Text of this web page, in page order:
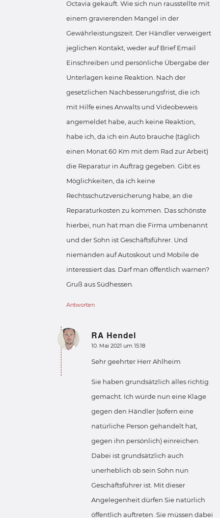
Octavia gekauft. Wie sich nun rausstellte mit
einem gravierenden Mangel in der
Gewährleistungszeit. Der Händler verweigert
jeglichen Kontakt, weder auf Brief Email
Einschreiben und persönliche Übergabe der
Unterlagen keine Reaktion. Nach der
gesetzlichen Nachbesserungsfrist, die ich
mit Hilfe eines Anwalts und Videobeweis
angemeldet habe, auch keine Reaktion,
habe ich, da ich ein Auto brauche (täglich
einen Monat 60 Km mit dem Rad zur Arbeit)
die Reparatur in Auftrag gegeben. Gibt es
Möglichkeiten, da ich keine
Rechtsschutzversicherung habe, an die
Reparaturkosten zu kommen. Das schönste
hierbei, nun hat man die Firma umbenannt
und der Sohn ist Geschäftsführer. Und
niemanden auf Autoskout und Mobile de
interessiert das. Darf man öffentlich warnen?
Gruß aus Südhessen.
Antworten
RA Hendel
sagte:
10. Mai 2021 um 15:18
Sehr geehrter Herr Ahlheim
Sie haben grundsätzlich alles richtig
gemacht. Ich würde nun eine Klage
gegen den Händler (sofern eine
natürliche Person gehandelt hat,
gegen ihn persönlich) einreichen.
Dabei ist grundsätzlich auch
unerheblich ob sein Sohn nun
Geschäftsführer ist. Mit dieser
Angelegenheit dürfen Sie natürlich
öffentlich auftreten. Sie müssen dabei